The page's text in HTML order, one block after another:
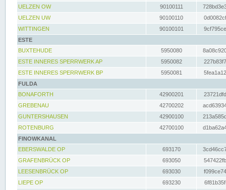
UELZEN OW
90100111
UELZEN UW
90100110
WITTINGEN
90100101
ESTE
BUXTEHUDE
5950080
ESTE INNERES SPERRWERK AP
5950082
ESTE INNERES SPERRWERK BP
5950081
FULDA
BONAFORTH
42900201
GREBENAU
42700202
GUNTERSHAUSEN
42900100
ROTENBURG
42700100
FINOWKANAL
EBERSWALDE OP
693170
GRAFENBRÜCK OP
693050
LEESENBRÜCK OP
693030
LIEPE OP
693230